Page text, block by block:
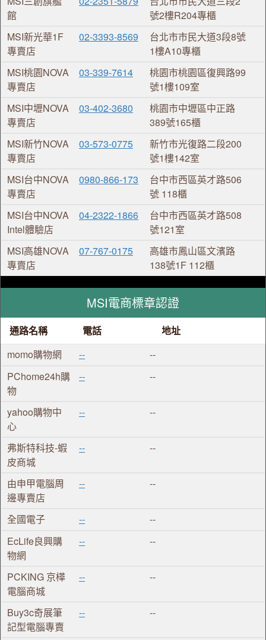
館
號2樓R204專櫃
MSI新光華1F
專賣店
02-3393-8569
台北市市民大道3段8號
1樓A10專櫃
MSI桃園NOVA
專賣店
03-339-7614
桃園市桃園區復興路99
號1樓109室
MSI中壢NOVA
專賣店
03-402-3680
桃園市中壢區中正路
389號165櫃
MSI新竹NOVA
專賣店
03-573-0775
新竹市光復路二段200
號1樓142室
MSI台中NOVA
專賣店
0980-866-173
台中市西區英才路506
號 118櫃
MSI台中NOVA
Intel體驗店
04-2322-1866
台中市西區英才路508
號121室
MSI高雄NOVA
專賣店
07-767-0175
高雄市鳳山區文濱路
138號1F 112櫃
MSI電商標章認證
通路名稱 電話
地址
momo購物網
--
--
PChome24h購
物
-- --
yahoo購物中
心
-- --
弗斯特科技-蝦
皮商城
-- --
由申甲電腦周
邊專賣店
-- --
全國電子 --
--
EcLife良興購
物網
-- --
PCKING 京樺
電腦商城
-- --
Buy3c奇展筆
記型電腦專賣
-- --